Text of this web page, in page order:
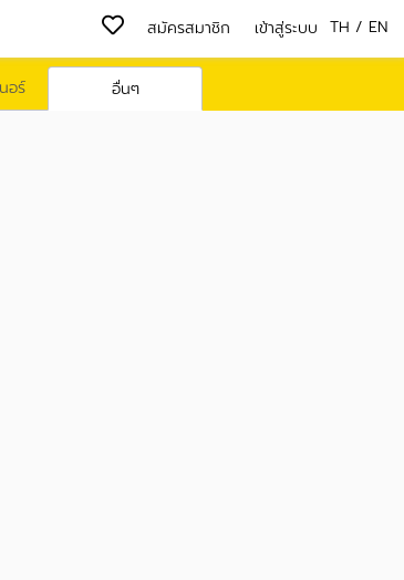
TH / EN
สมัครสมาชิก เข้าสู่ระบบ
อร์ อื่นๆ